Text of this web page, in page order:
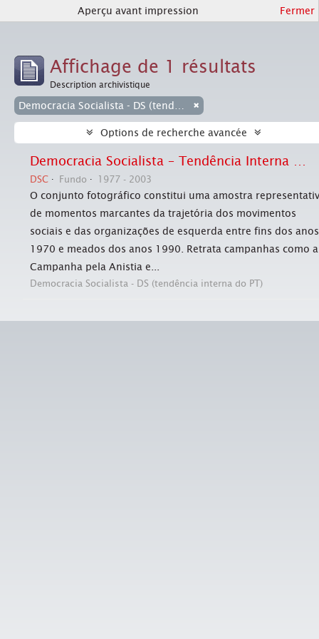
Aperçu avant impression Fermer
Affichage de 1 résultats
Description archivistique
Options de recherche avancée
Democracia Socialista – Tendência Interna do PT (jornal Em Tempo)
DSC Fundo 1977 - 2003
O conjunto fotográfico constitui uma amostra
de momentos marcantes da trajetória dos movimentos
sociais e das organizações de esquerda entre fins dos anos
1970 e meados dos anos 1990. Retrata campanhas como a
Campanha pela Anistia e...
Democracia Socialista - DS (tendência interna do PT)